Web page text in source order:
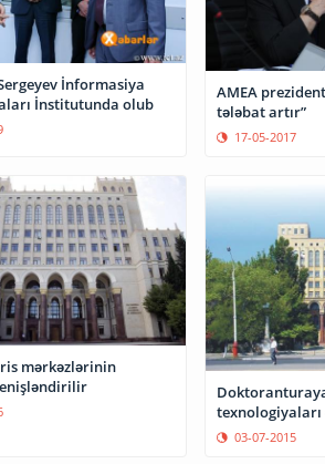
İnformasiya
İnstitutunda olub
AMEA
tələbat artır”
17-05-2017
mərkəzlərinin
genişləndirilir
texnologiyaları
03-07-2015